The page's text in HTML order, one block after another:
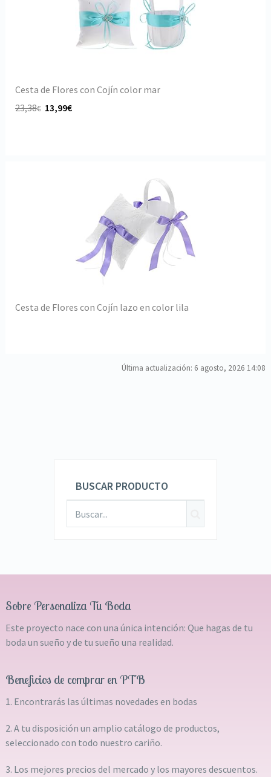
Cesta de Flores con Cojín color mar
23,38€ 13,99€
Cesta de Flores con Cojín lazo en color lila
Última actualización: 6 agosto, 2026 14:08
BUSCAR PRODUCTO
Sobre Personaliza Tu Boda
Este proyecto nace con una única intención: Que hagas de tu
boda un sueño y de tu sueño una realidad.
Beneficios de comprar en PTB
1. Encontrarás las últimas novedades en bodas
2. A tu disposición un amplio catálogo de productos,
seleccionado con todo nuestro cariño.
3. Los mejores precios del mercado y los mayores descuentos.